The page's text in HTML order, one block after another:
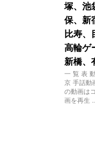
塚、池
保、新
比寿、
高輪ゲ
新橋、
一 覧 表
京 手話動
の動画は
画を再生